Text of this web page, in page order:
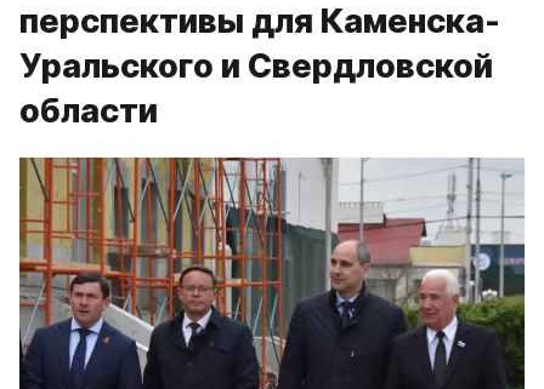
перспективы для Каменска-
Уральского и Свердловской
области